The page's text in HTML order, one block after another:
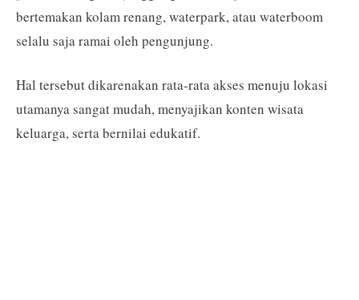
bertemakan kolam renang, waterpark, atau waterboom
selalu saja ramai oleh pengunjung.
Hal tersebut dikarenakan rata-rata akses menuju lokasi
utamanya sangat mudah, menyajikan konten wisata
keluarga, serta bernilai edukatif.